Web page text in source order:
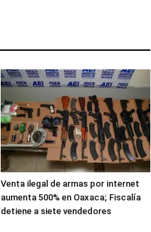
Venta ilegal de armas por internet
aumenta 500% en Oaxaca; Fiscalía
detiene a siete vendedores